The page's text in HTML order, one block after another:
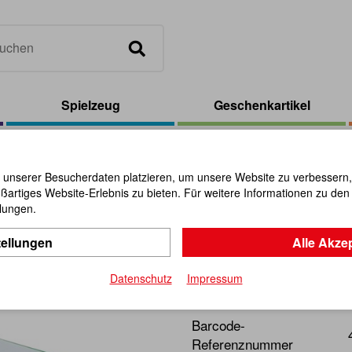
Spielzeug Geschenkartikel
Artikel-Nr.:110011
Spannende Puzzleidee
Barcode-
Referenznummer
Besucherdaten platzieren, um unsere Website zu
Website-Erlebnis zu bieten. Für weitere Informationen zu
Alle
Datenschutz Impressum